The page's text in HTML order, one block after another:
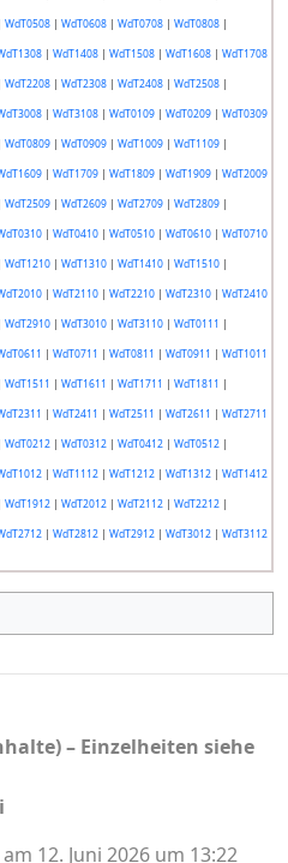
WdT0508| WdT0608| WdT0708| WdT0808|
| WdT1408| WdT1508| WdT1608| WdT1708
WdT2208| WdT2308| WdT2408| WdT2508|
| WdT3108| WdT0109| WdT0209| WdT0309
WdT0809| WdT0909| WdT1009| WdT1109|
| WdT1709| WdT1809| WdT1909| WdT2009
WdT2509| WdT2609| WdT2709| WdT2809|
| WdT0410| WdT0510| WdT0610| WdT0710
WdT1210| WdT1310| WdT1410| WdT1510|
| WdT2110| WdT2210| WdT2310| WdT2410
WdT2910| WdT3010| WdT3110| WdT0111 |
| WdT0711 | WdT0811 | WdT0911 | WdT1011
WdT1511 | WdT1611 | WdT1711 | WdT1811 |
| WdT2411 | WdT2511 | WdT2611 | WdT2711
WdT0212| WdT0312| WdT0412| WdT0512|
| WdT1112| WdT1212| WdT1312| WdT1412
WdT1912| WdT2012| WdT2112| WdT2212|
| WdT2812| WdT2912| WdT3012| WdT3112
12. Juni 2026 um 13:22